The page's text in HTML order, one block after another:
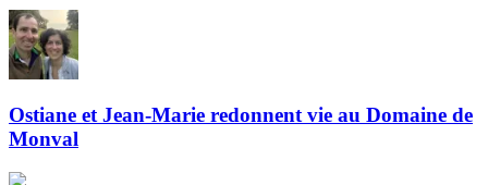
Ostiane et Jean-Marie redonnent vie au Domaine de
Monval